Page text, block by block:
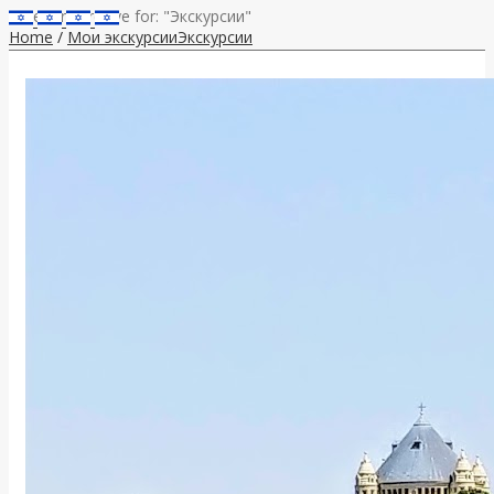
Category Archive for: "Экскурсии"
Home / Мои экскурсииЭкскурсии